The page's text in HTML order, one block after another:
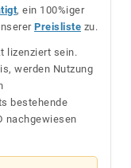
, ein 100%iger
Preisliste zu.
lizenziert sein.
werden Nutzung
bestehende
nachgewiesen